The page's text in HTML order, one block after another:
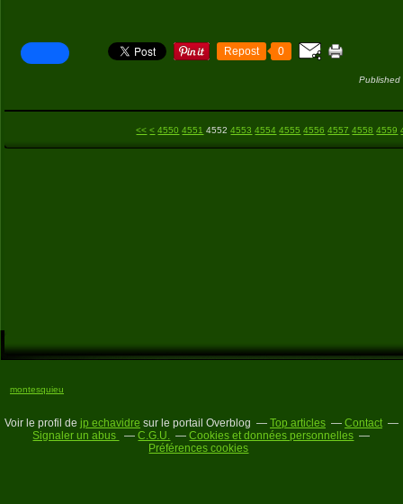
Repost 0
Published
<< < 4500
4510
4520
4530
4540
4550 4551 4552 4553 4554 4555 4556 4557 4558 4559
montesquieu
Voir le profil de jp echavidre sur le portail Overblog Top articles
Contact
Signaler un abus
C.G.U.
Cookies et données personnelles
Préférences cookies